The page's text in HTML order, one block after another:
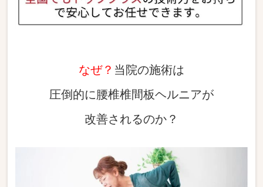
なぜ？ 当院の施術は
圧倒的に腰椎椎間板ヘルニアが
改善されるのか？